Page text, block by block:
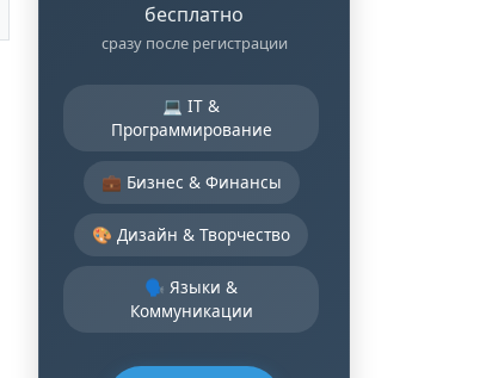
бесплатно
сразу после регистрации
💻 IT &
Программирование
💼 Бизнес & Финансы
🎨 Дизайн & Творчество
🗣️ Языки &
Коммуникации